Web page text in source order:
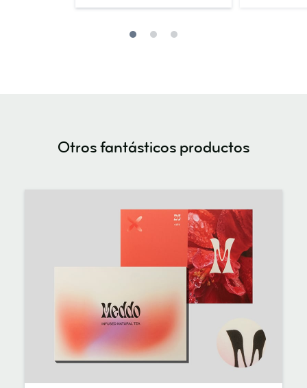
Otros fantásticos productos